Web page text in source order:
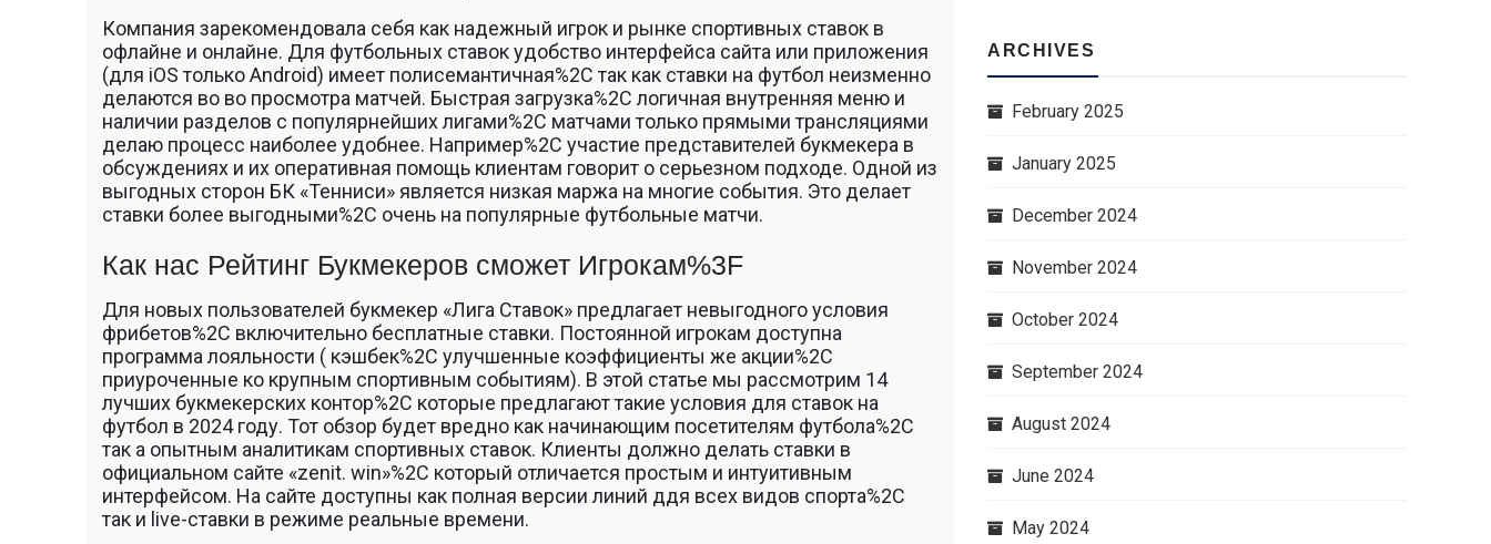
Компания зарекомендовала себя как надежный игрок и рынке спортивных ставок в
офлайне и онлайне. Для футбольных ставок удобство интерфейса сайта или приложения
(для iOS только Android) имеет полисемантичная%2C так как ставки на футбол неизменно
делаются во во просмотра матчей. Быстрая загрузка%2C логичная внутренняя меню и
наличии разделов с популярнейших лигами%2C матчами только прямыми трансляциями
делаю процесс наиболее удобнее. Например%2C участие представителей букмекера в
обсуждениях и их оперативная помощь клиентам говорит о серьезном подходе. Одной из
выгодных сторон БК «Тенниси» является низкая маржа на многие события. Это делает
ставки более выгодными%2C очень на популярные футбольные матчи.
Как нас Рейтинг Букмекеров сможет Игрокам%3F
Для новых пользователей букмекер «Лига Ставок» предлагает невыгодного условия
фрибетов%2C включительно бесплатные ставки. Постоянной игрокам доступна
программа лояльности ( кэшбек%2C улучшенные коэффициенты же акции%2C
приуроченные ко крупным спортивным событиям). В этой статье мы рассмотрим 14
лучших букмекерских контор%2C которые предлагают такие условия для ставок на
футбол в 2024 году. Тот обзор будет вредно как начинающим посетителям футбола%2C
так а опытным аналитикам спортивных ставок. Клиенты должно делать ставки в
официальном сайте «zenit. win»%2C который отличается простым и интуитивным
интерфейсом. На сайте доступны как полная версии линий ддя всех видов спорта%2C
так и live-ставки в режиме реальные времени.
ARCHIVES
February 2025
January 2025
December 2024
November 2024
October 2024
September 2024
August 2024
June 2024
May 2024